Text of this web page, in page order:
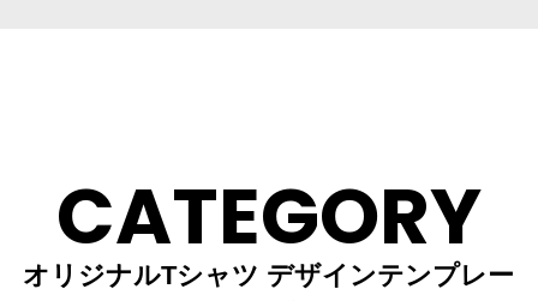
CATEGORY
オリジナルTシャツ デザインテンプレー